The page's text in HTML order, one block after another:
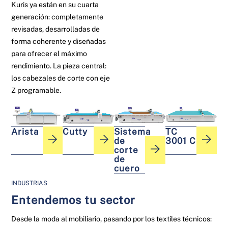
Kuris ya están en su cuarta
generación: completamente
revisadas, desarrolladas de
forma coherente y diseñadas
para ofrecer el máximo
rendimiento. La pieza central:
los cabezales de corte con eje
Z programable.
Arista Cutty
Sistema
de
corte
de
cuero
TC
3001 C
INDUSTRIAS
Entendemos tu sector
Desde la moda al mobiliario, pasando por los textiles técnicos: